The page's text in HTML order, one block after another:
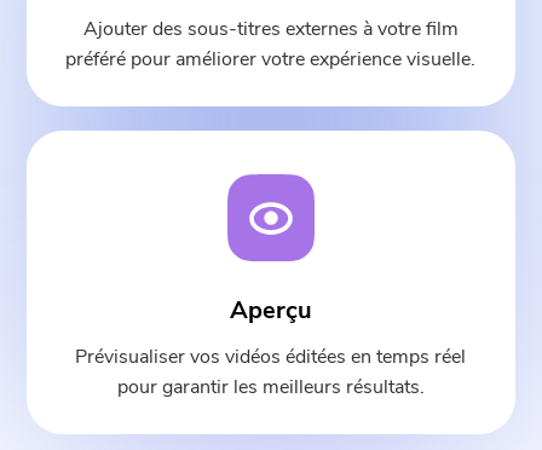
Ajouter des sous-titres externes à votre film
préféré pour améliorer votre expérience visuelle.
Aperçu
Prévisualiser vos vidéos éditées en temps réel
pour garantir les meilleurs résultats.
adresse e-mail pour obtenir le
lien de téléchargement et le code
boutique.
Veuillez saisir une adresse e-mail